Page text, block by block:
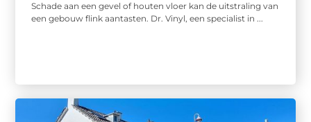
Schade aan een gevel of houten vloer kan de uitstraling van
een gebouw flink aantasten. Dr. Vinyl, een specialist in ...